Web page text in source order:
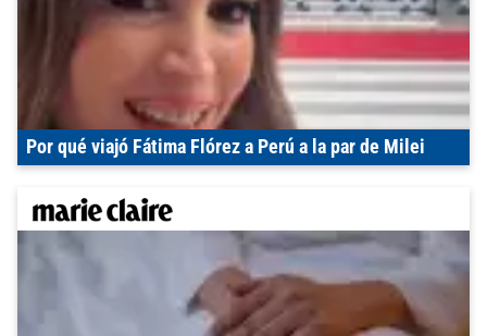
Por qué viajó Fátima Flórez a Perú a la par de Milei